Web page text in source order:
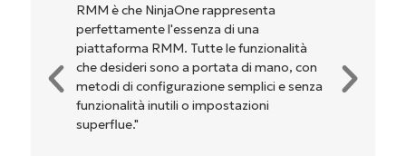
potenti funzionalità di back-end. La
configurazione e la gestione
dell'interfaccia non sono affatto
complicate. Tutte le opzioni e gli strumenti
sono indicati chiaramente e sono intuitivi, e
l'interfaccia è davvero facile da usare."